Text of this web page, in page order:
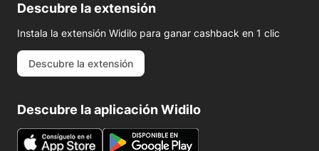
Descubre la extensión
Instala la extensión Widilo para ganar cashback en 1 clic
Descubre la extensión
Descubre la aplicación Widilo